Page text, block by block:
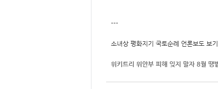
---
소녀상 평화지기 국토순례 언론보도 보기
위키트리 위안부 피해 잊지 말자 8월 땡